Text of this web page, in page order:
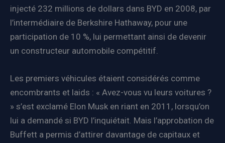
injecté 232 millions de dollars dans BYD en 2008, par
l’intermédiaire de Berkshire Hathaway, pour une
participation de 10 %, lui permettant ainsi de devenir
un constructeur automobile compétitif.
Les premiers véhicules étaient considérés comme
encombrants et laids : « Avez-vous vu leurs voitures ?
» s’est exclamé Elon Musk en riant en 2011, lorsqu’on
lui a demandé si BYD l’inquiétait. Mais l’approbation de
Buffett a permis d’attirer davantage de capitaux et